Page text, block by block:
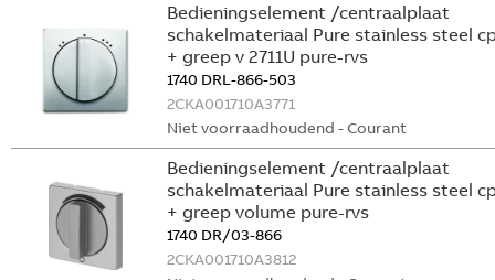
Bedieningselement /centraalplaat
schakelmateriaal Pure stainless steel
+ greep v 2711U pure-rvs
1740 DRL-866-503
2CKA001710A3771
Niet voorraadhoudend - Courant
Bedieningselement /centraalplaat
schakelmateriaal Pure stainless steel
+ greep volume pure-rvs
1740 DR/03-866
2CKA001710A3812